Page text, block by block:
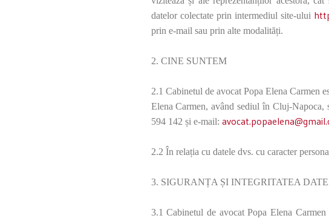
datelor colectate prin intermediul site-ului
prin e-mail sau prin alte modalități.
2. CINE SUNTEM
2.1 Cabinetul de avocat Popa Elena Carmen
Elena Carmen, având sediul în Cluj-
594 142 și e-mail:
2.2 În relația cu datele dvs. cu caracter
3. SIGURANȚA ȘI INTEGRITATEA
3.1 Cabinetul de avocat Popa Elena Carmen